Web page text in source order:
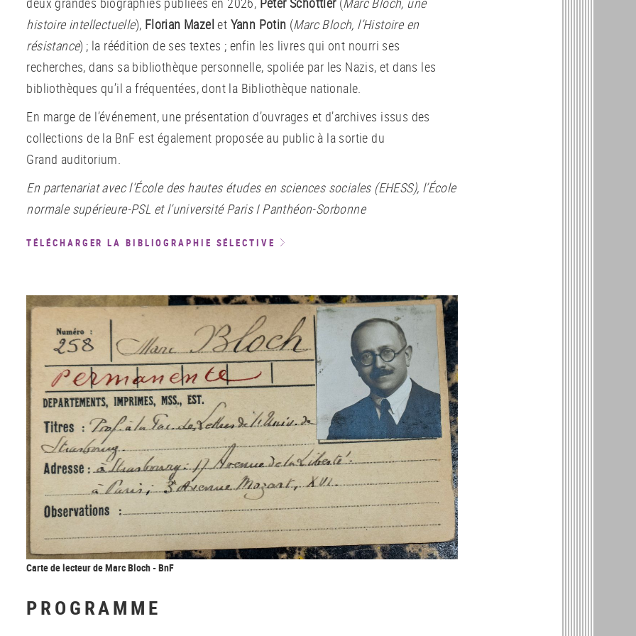
histoire intellectuelle), Florian Mazelet Yann Potin (Marc Bloch, l’Histoire en
résistance) ; la réédition de ses textes ; enfin les livres qui ont nourri ses
recherches, dans sa bibliothèque personnelle, spoliée par les Nazis, et dans les
bibliothèques qu’il a fréquentées, dont la Bibliothèque nationale.
En marge de l’événement, une présentation d’ouvrages et d’archives issus des
collections de la BnF est également proposée au public à la sortie du
Grand auditorium.
En partenariat avec l’École des hautes études en sciences sociales (EHESS), l’École
normale supérieure-PSL et l’université Paris I Panthéon-Sorbonne
TÉLÉCHARGER LA BIBLIOGRAPHIE SÉLECTIVE
Carte de lecteur de Marc Bloch - BnF
PROGRAMME